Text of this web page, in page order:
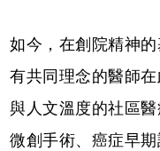
如今，在創院精神
有共同理念的醫師
與人文溫度的社區
微創手術、癌症早